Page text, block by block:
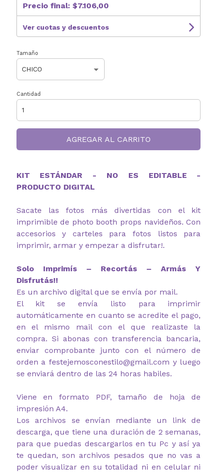
Precio final: $7.106,00
Ver cuotas y descuentos
Tamaño
Cantidad
AGREGAR AL CARRITO
KIT ESTÁNDAR - NO ES EDITABLE -
PRODUCTO DIGITAL
Sacate las fotos más divertidas con el kit
imprimible de photo booth props navideños. Con
accesorios y carteles para fotos listos para
imprimir, armar y empezar a disfrutar!.
Solo Imprimís – Recortás – Armás Y
Disfrutás!!
Es un archivo digital que se envía por mail.
El kit se envía listo para imprimir
automáticamente en cuanto se acredite el pago,
en el mismo mail con el que realizaste la
compra. Si abonas con transferencia bancaria,
enviar comprobante junto con el número de
orden a festejemosconestilo@gmail.com y luego
se enviará dentro de las 24 horas habiles.
Viene en formato PDF, tamaño de hoja de
impresión A4.
Los archivos se envían mediante un link de
descarga, que tiene una duración de 2 semanas,
para que puedas descargarlos en tu Pc y así ya
te quedan, son archivos pesados que no vas a
poder visualizar en su totalidad ni en celular ni